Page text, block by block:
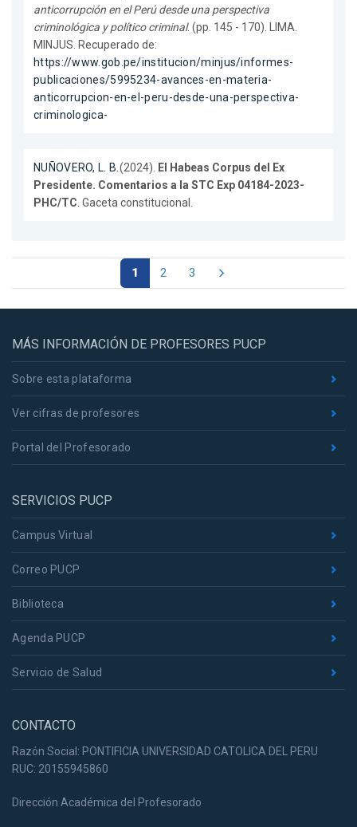
anticorrupción en el Perú desde una perspectiva
criminológica y político criminal. (pp. 145 - 170). LIMA.
MINJUS. Recuperado de:
https://www.gob.pe/institucion/minjus/informes-
publicaciones/5995234-avances-en-materia-
anticorrupcion-en-el-peru-desde-una-perspectiva-
criminologica-
NUÑOVERO, L. B.(2024). El Habeas Corpus del Ex
Presidente. Comentarios a la STC Exp 04184-2023-
PHC/TC. Gaceta constitucional.
1 2 3
MÁS INFORMACIÓN DE PROFESORES PUCP
Sobre esta plataforma
Ver cifras de profesores
Portal del Profesorado
SERVICIOS PUCP
Campus Virtual
Correo PUCP
Biblioteca
Agenda PUCP
Servicio de Salud
CONTACTO
Razón Social: PONTIFICIA UNIVERSIDAD CATOLICA DEL PERU
RUC: 20155945860
Dirección Académica del Profesorado